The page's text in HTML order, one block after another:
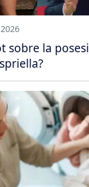
sobre la